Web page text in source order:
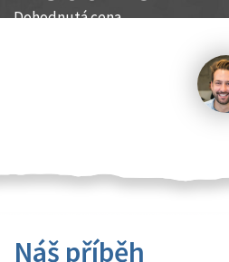
Dohodnutá cena
Náš příběh